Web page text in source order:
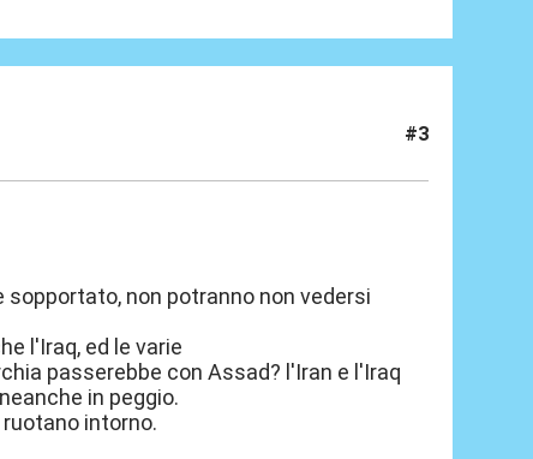
#3
non potranno non vedersi
l'Iraq, ed le varie
passerebbe con Assad? l'Iran e l'Iraq
in peggio.
intorno.